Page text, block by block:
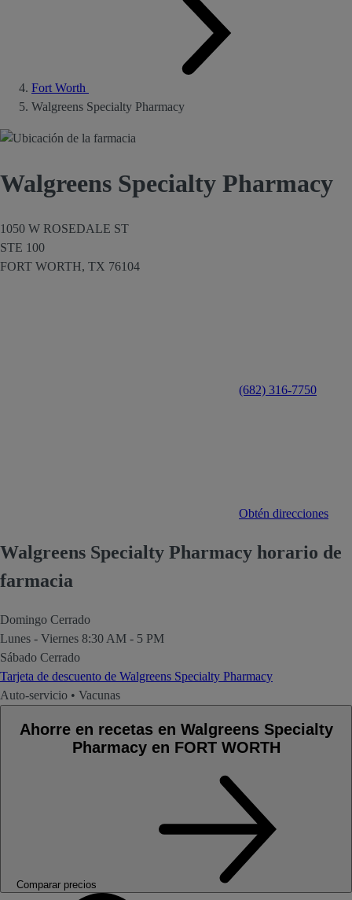
Fort Worth
Walgreens Specialty Pharmacy
Walgreens Specialty Pharmacy
1050 W ROSEDALE ST
STE 100
FORT WORTH, TX 76104
(682) 316-7750
Obtén direcciones
Walgreens Specialty Pharmacy horario de
farmacia
Domingo Cerrado
Lunes - Viernes 8:30 AM - 5 PM
Sábado Cerrado
Tarjeta de descuento de Walgreens Specialty Pharmacy
Auto-servicio • Vacunas
Ahorre en recetas en Walgreens Specialty
Pharmacy en FORT WORTH
Comparar precios